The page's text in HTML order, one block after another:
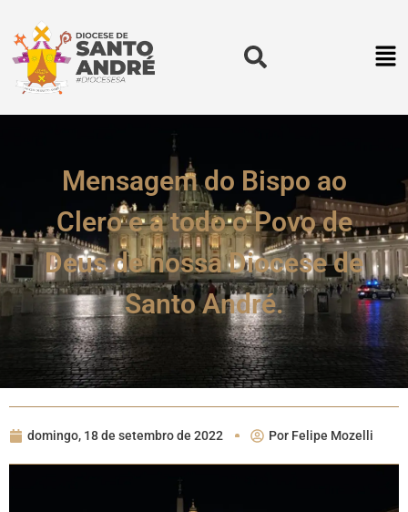
Mensagem do Bispo ao
Clero e a todo o Povo de
Deus de nossa Diocese de
Santo André.
domingo, 18 de setembro de 2022 Por Felipe Mozelli